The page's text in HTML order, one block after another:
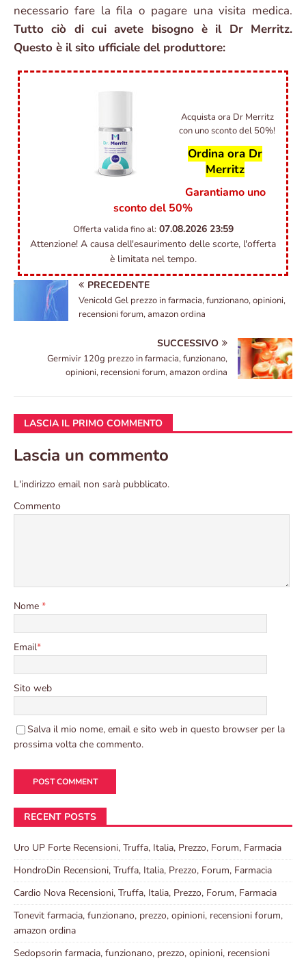
necessario fare la fila o pagare una visita medica.
Tutto ciò di cui avete bisogno è il Dr Merritz.
Questo è il sito ufficiale del produttore:
Acquista ora Dr Merritz
con uno sconto del 50%!
Ordina ora Dr
Merritz
Garantiamo uno
sconto del 50%
Offerta valida fino al: 07.08.2026 23:59
Attenzione! A causa dell'esaurimento delle scorte, l'offerta
è limitata nel tempo.
PRECEDENTE
Venicold Gel prezzo in farmacia, funzionano, opinioni,
recensioni forum, amazon ordina
SUCCESSIVO
Germivir 120g prezzo in farmacia, funzionano,
opinioni, recensioni forum, amazon ordina
LASCIA IL PRIMO COMMENTO
Lascia un commento
L'indirizzo email non sarà pubblicato.
Commento
Nome *
Email*
Sito web
Salva il mio nome, email e sito web in questo browser per la
prossima volta che commento.
RECENT POSTS
Uro UP Forte Recensioni, Truffa, Italia, Prezzo, Forum, Farmacia
HondroDin Recensioni, Truffa, Italia, Prezzo, Forum, Farmacia
Cardio Nova Recensioni, Truffa, Italia, Prezzo, Forum, Farmacia
Tonevit farmacia, funzionano, prezzo, opinioni, recensioni forum,
amazon ordina
Sedopsorin farmacia, funzionano, prezzo, opinioni, recensioni